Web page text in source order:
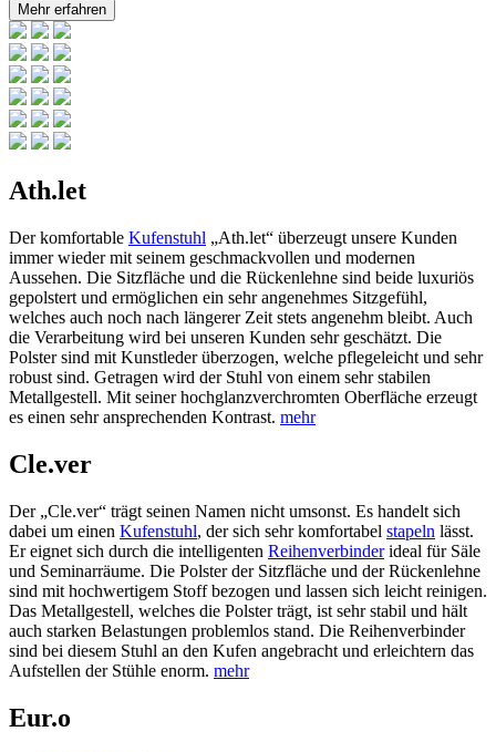
Mehr erfahren
Ath.let
Der komfortable Kufenstuhl „Ath.let“ überzeugt unsere Kunden
immer wieder mit seinem geschmackvollen und modernen
Aussehen. Die Sitzfläche und die Rückenlehne sind beide luxuriös
gepolstert und ermöglichen ein sehr angenehmes Sitzgefühl,
welches auch noch nach längerer Zeit stets angenehm bleibt. Auch
die Verarbeitung wird bei unseren Kunden sehr geschätzt. Die
Polster sind mit Kunstleder überzogen, welche pflegeleicht und sehr
robust sind. Getragen wird der Stuhl von einem sehr stabilen
Metallgestell. Mit seiner hochglanzverchromten Oberfläche erzeugt
es einen sehr ansprechenden Kontrast. mehr
Cle.ver
Der „Cle.ver“ trägt seinen Namen nicht umsonst. Es handelt sich
dabei um einen Kufenstuhl, der sich sehr komfortabel stapeln lässt.
Er eignet sich durch die intelligenten Reihenverbinderideal für Säle
und Seminarräume. Die Polster der Sitzfläche und der Rückenlehne
sind mit hochwertigem Stoff bezogen und lassen sich leicht reinigen.
Das Metallgestell, welches die Polster trägt, ist sehr stabil und hält
auch starken Belastungen problemlos stand. Die Reihenverbinder
sind bei diesem Stuhl an den Kufen angebracht und erleichtern das
Aufstellen der Stühle enorm. mehr
Eur.o